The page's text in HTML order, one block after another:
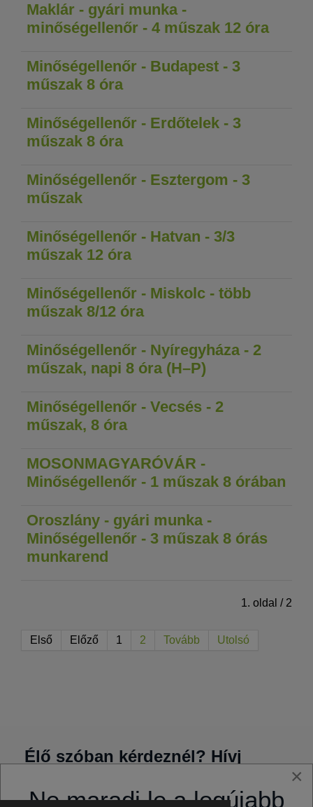
Maklár - gyári munka -
minőségellenőr - 4 műszak 12 óra
Minőségellenőr - Budapest - 3
műszak 8 óra
Minőségellenőr - Erdőtelek - 3
műszak 8 óra
Minőségellenőr - Esztergom - 3
műszak
Minőségellenőr - Hatvan - 3/3
műszak 12 óra
Minőségellenőr - Miskolc - több
műszak 8/12 óra
Minőségellenőr - Nyíregyháza - 2
műszak, napi 8 óra (H–P)
Minőségellenőr - Vecsés - 2
műszak, 8 óra
MOSONMAGYARÓVÁR -
Minőségellenőr - 1 műszak 8 órában
Oroszlány - gyári munka -
Minőségellenőr - 3 műszak 8 órás
munkarend
1. oldal / 2
Első Előző 1 2 Tovább Utolsó
Élő szóban kérdeznél? Hívj
×
Ne maradj le a legújabb